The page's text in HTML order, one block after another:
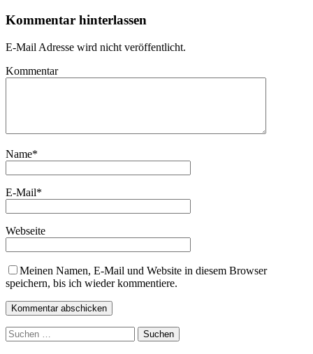
Kommentar hinterlassen
E-Mail Adresse wird nicht veröffentlicht.
Kommentar
Name*
E-Mail*
Webseite
Meinen Namen, E-Mail und Website in diesem Browser
speichern, bis ich wieder kommentiere.
Suchen
nach: